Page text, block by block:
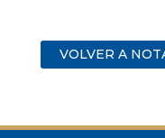
VOLVER A